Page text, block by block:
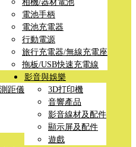
相機/器材電池
電池手柄
電池充電器
行動電源
旅行充電器/無線充電座
拖板/USB快速充電線
距儀
影音與娛樂
3D打印機
音響產品
影音線材及配件
顯示屏及配件
遊戲